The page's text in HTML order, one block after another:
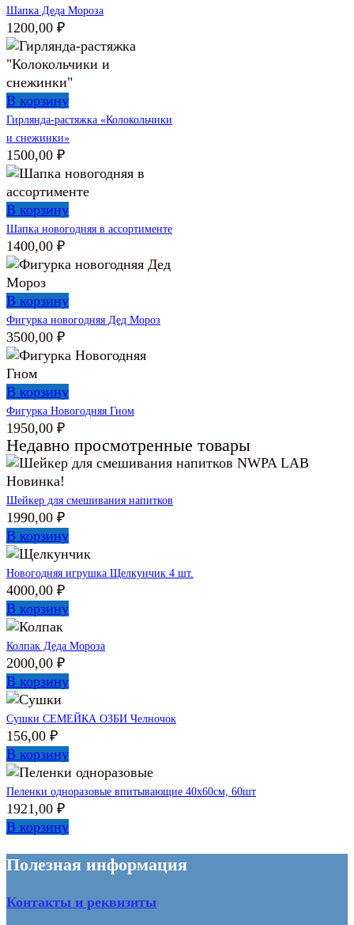
Шапка Деда Мороза
1200,00 ₽
В корзину
Гирлянда-растяжка «Колокольчики
и снежинки»
1500,00 ₽
В корзину
Шапка новогодняя в ассортименте
1400,00 ₽
В корзину
Фигурка новогодняя Дед Мороз
3500,00 ₽
В корзину
Фигурка Новогодняя Гном
1950,00 ₽
Недавно просмотренные товары
Новинка!
Шейкер для смешивания напитков
1990,00 ₽
В корзину
Новогодняя игрушка Щелкунчик 4 шт.
4000,00 ₽
В корзину
Колпак Деда Мороза
2000,00 ₽
В корзину
Сушки СЕМЕЙКА ОЗБИ Челночок
156,00 ₽
В корзину
Пеленки одноразовые впитывающие 40х60см, 60шт
1921,00 ₽
В корзину
Полезная информация
Контакты и реквизиты